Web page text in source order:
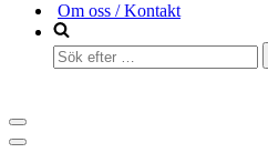
Om oss / Kontakt